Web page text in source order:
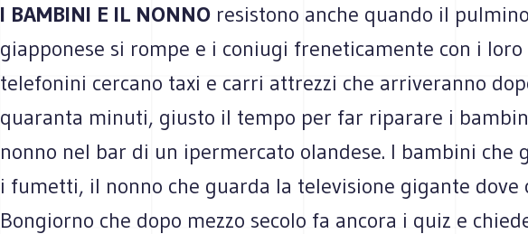
I BAMBINI E IL NONNO resistono anche quando il pulmino
giapponese si rompe e i coniugi freneticamente con i loro
telefonini cercano taxi e carri attrezzi che arriveranno
quaranta minuti, giusto il tempo per far riparare i
nonno nel bar di un ipermercato olandese. I bambini che
i fumetti, il nonno che guarda la televisione gigante dove
Bongiorno che dopo mezzo secolo fa ancora i quiz e